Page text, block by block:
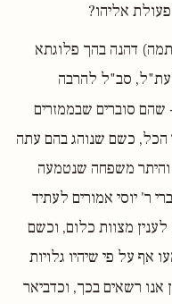
אליהו?
דהנה בהך פלוגתא
לעת"ל, סב"ל להרבה
סוברים שבממזרים
הכל, כשם שנוהג בהם עתה
והיתר משפחה שנטמעה
ר' יוסי אמורים לעתיד
מצוות כלום, וכשם
על פי שיהיו גלויות
אנו רשאים בכך, וכדביאר